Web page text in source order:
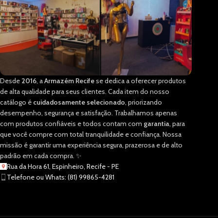
Desde 2016, aArmazém Recifese dedica a oferecer produtos
de alta qualidade para seus clientes. Cada item do nosso
catálogo é cuidadosamente selecionado, priorizando
desempenho, segurança e satisfação. Trabalhamos apenas
com produtos confiáveis e todos contam com garantia, para
que você compre com total tranquilidade e confiança. Nossa
missão é garantir uma experiência segura, prazerosa e de alto
padrão em cada compra. ✨
Rua da Hora 61, Espinheiro, Recife - PE
Telefone ou Whats: (81) 99865-4281